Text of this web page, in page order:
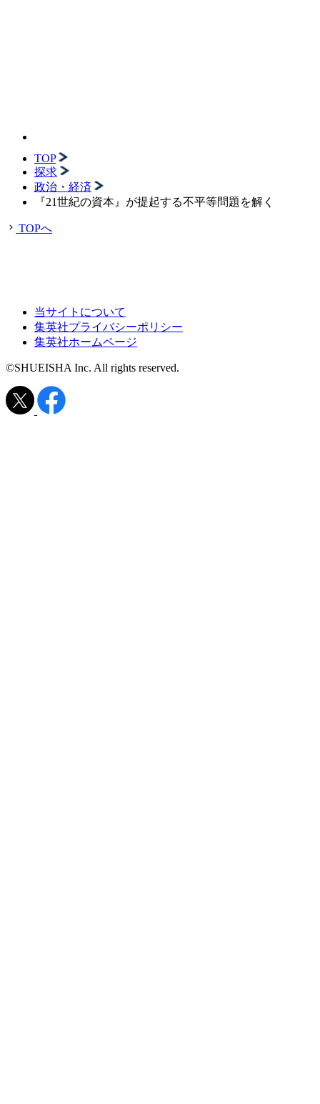
TOP
探求
政治・経済
『21世紀の資本』が提起する不平等問題を解く
TOPへ
当サイトについて
集英社プライバシーポリシー
集英社ホームページ
©SHUEISHA Inc. All rights reserved.